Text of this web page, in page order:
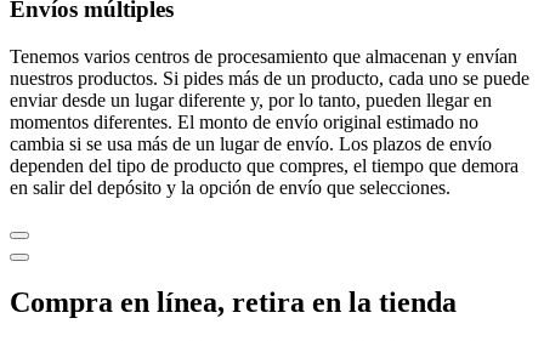
Envíos múltiples
Tenemos varios centros de procesamiento que almacenan y envían
nuestros productos. Si pides más de un producto, cada uno se puede
enviar desde un lugar diferente y, por lo tanto, pueden llegar en
momentos diferentes. El monto de envío original estimado no
cambia si se usa más de un lugar de envío. Los plazos de envío
dependen del tipo de producto que compres, el tiempo que demora
en salir del depósito y la opción de envío que selecciones.
Compra en línea, retira en la tienda